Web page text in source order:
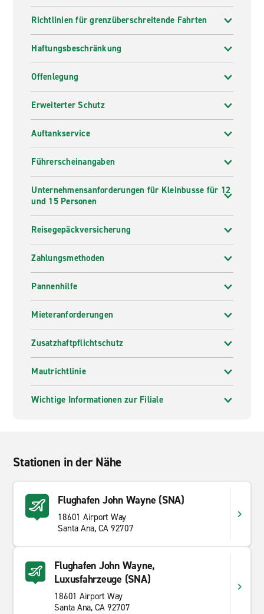
Richtlinien für grenzüberschreitende Fahrten
Haftungsbeschränkung
Offenlegung
Erweiterter Schutz
Auftankservice
Führerscheinangaben
Unternehmensanforderungen für Kleinbusse für 12
und 15 Personen
Reisegepäckversicherung
Zahlungsmethoden
Pannenhilfe
Mieteranforderungen
Zusatzhaftpflichtschutz
Mautrichtlinie
Wichtige Informationen zur Filiale
Stationen in der Nähe
Flughafen John Wayne (SNA)
18601 Airport Way
Santa Ana, CA 92707
Flughafen John Wayne,
Luxusfahrzeuge (SNA)
18601 Airport Way
Santa Ana, CA 92707